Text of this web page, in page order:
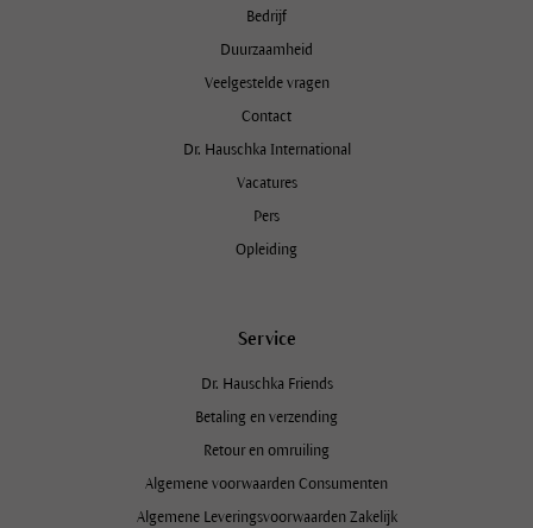
Bedrijf
Duurzaamheid
Veelgestelde vragen
Contact
Dr. Hauschka International
Vacatures
Pers
Opleiding
Service
Dr. Hauschka Friends
Betaling en verzending
Retour en omruiling
Algemene voorwaarden Consumenten
Algemene Leveringsvoorwaarden Zakelijk